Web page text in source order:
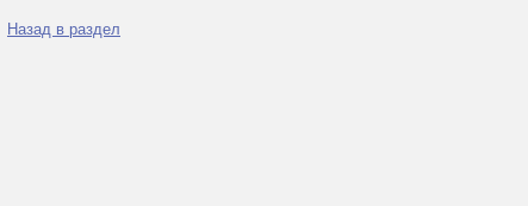
Назад в раздел